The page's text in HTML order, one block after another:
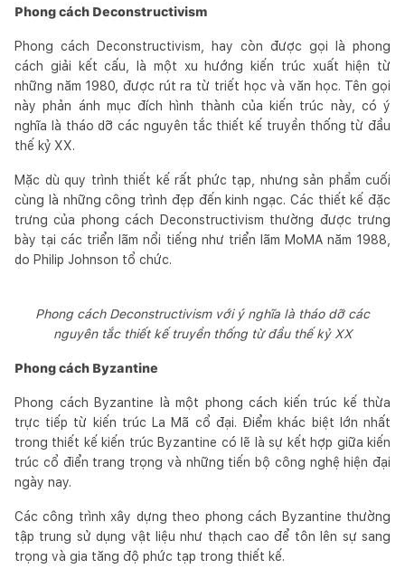
Phong cách Deconstructivism
Phong cách Deconstructivism, hay còn được gọi là phong
cách giải kết cấu, là một xu hướng kiến trúc xuất hiện từ
những năm 1980, được rút ra từ triết học và văn học. Tên gọi
này phản ánh mục đích hình thành của kiến trúc này, có ý
nghĩa là tháo dỡ các nguyên tắc thiết kế truyền thống từ đầu
thế kỷ XX.
Mặc dù quy trình thiết kế rất phức tạp, nhưng sản phẩm cuối
cùng là những công trình đẹp đến kinh ngạc. Các thiết kế đặc
trưng của phong cách Deconstructivism thường được trưng
bày tại các triển lãm nổi tiếng như triển lãm MoMA năm 1988,
do Philip Johnson tổ chức.
Phong cách Deconstructivism với ý nghĩa là tháo dỡ các
nguyên tắc thiết kế truyền thống từ đầu thế kỷ XX
Phong cách Byzantine
Phong cách Byzantine là một phong cách kiến trúc kế thừa
trực tiếp từ kiến trúc La Mã cổ đại. Điểm khác biệt lớn nhất
trong thiết kế kiến trúc Byzantine có lẽ là sự kết hợp giữa kiến
trúc cổ điển trang trọng và những tiến bộ công nghệ hiện đại
ngày nay.
Các công trình xây dựng theo phong cách Byzantine thường
tập trung sử dụng vật liệu như thạch cao để tôn lên sự sang
trọng và gia tăng độ phức tạp trong thiết kế.